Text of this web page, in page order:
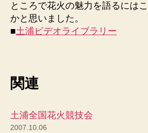
ところで花火の魅力を語るには
かと思いました。
■土浦ビデオライブラリー
関連
土浦全国花火競技会
2007.10.06